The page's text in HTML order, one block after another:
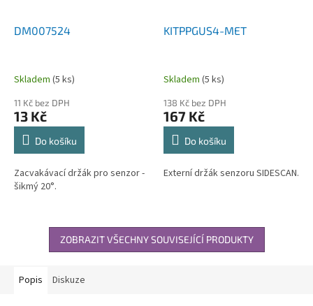
DM007524
Skladem (5 ks)
11 Kč bez DPH
13 Kč
Do košíku
Zacvakávací držák pro senzor -
šikmý 20°.
KITPPGUS4-MET
Skladem (5 ks)
138 Kč bez DPH
167 Kč
Do košíku
Externí držák senzoru SIDESCAN.
ZOBRAZIT VŠECHNY SOUVISEJÍCÍ PRODUKTY
Popis Diskuze